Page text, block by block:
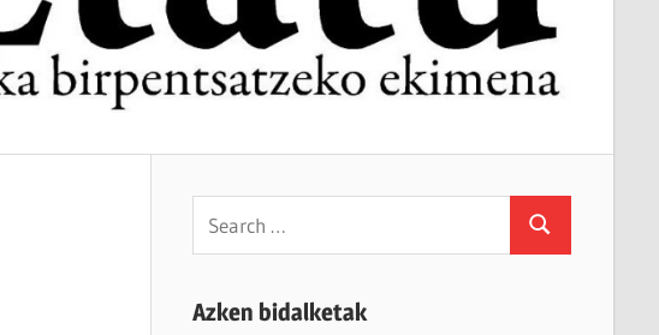
Search
Azken bidalketak